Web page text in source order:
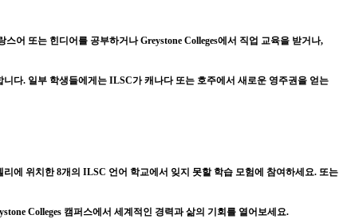
어 또는 힌디어를 공부하거나 Greystone Colleges에서 직업 교육을 받거나,
다. 일부 학생들에게는 ILSC가 캐나다 또는 호주에서 새로운 영주권을 얻는
에 위치한 8개의 ILSC 언어 학교에서 잊지 못할 학습 모험에 참여하세요. 또는
Colleges 캠퍼스에서 세계적인 경력과 삶의 기회를 열어보세요.